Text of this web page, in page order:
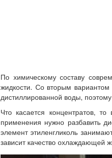
По химическому составу
жидкости. Со вторым вариантом
дистиллированной воды,
Что касается концентратов,
применения нужно разбавить
элемент этиленгликоль
зависит качество охлаждающей